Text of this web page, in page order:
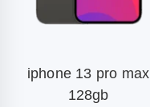
iphone 13 pro max
128gb